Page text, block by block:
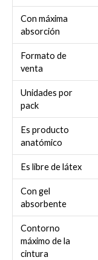
Con máxima
absorción
Formato de
venta
Unidades por
pack
Es producto
anatómico
Es libre de látex
Con gel
absorbente
Contorno
máximo de la
cintura